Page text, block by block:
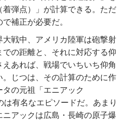
着弾点）」が計算できる。ただ
補正が必要だ。
大戦中、アメリカ陸軍は砲撃射
の距離と、それに対応する仰
あれば、戦場でいちいち仰角
。じつは、その計算のために作
の元祖「エニアック
は有名なエピソードだ。あまり
アックは広島・長崎の原子爆